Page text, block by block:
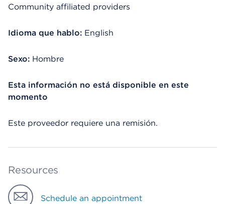
Community affiliated providers
Idioma que hablo: English
Sexo: Hombre
Esta información no está disponible en este
momento
Este proveedor requiere una remisión.
Resources
Schedule an appointment